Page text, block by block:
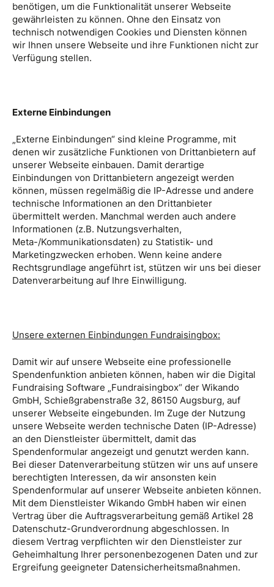
benötigen, um die Funktionalität unserer Webseite
gewährleisten zu können. Ohne den Einsatz von
technisch notwendigen Cookies und Diensten können
wir Ihnen unsere Webseite und ihre Funktionen nicht zur
Verfügung stellen.
Externe Einbindungen
„Externe Einbindungen“ sind kleine Programme, mit
denen wir zusätzliche Funktionen von Drittanbietern auf
unserer Webseite einbauen. Damit derartige
Einbindungen von Drittanbietern angezeigt werden
können, müssen regelmäßig die IP-Adresse und andere
technische Informationen an den Drittanbieter
übermittelt werden. Manchmal werden auch andere
Informationen (z.B. Nutzungsverhalten,
Meta-/Kommunikationsdaten) zu Statistik- und
Marketingzwecken erhoben. Wenn keine andere
Rechtsgrundlage angeführt ist, stützen wir uns bei dieser
Datenverarbeitung auf Ihre Einwilligung.
Unsere externen Einbindungen Fundraisingbox:
Damit wir auf unsere Webseite eine professionelle
Spendenfunktion anbieten können, haben wir die Digital
Fundraising Software „Fundraisingbox“ der Wikando
GmbH, Schießgrabenstraße 32, 86150 Augsburg, auf
unserer Webseite eingebunden. Im Zuge der Nutzung
unsere Webseite werden technische Daten (IP-Adresse)
an den Dienstleister übermittelt, damit das
Spendenformular angezeigt und genutzt werden kann.
Bei dieser Datenverarbeitung stützen wir uns auf unsere
berechtigten Interessen, da wir ansonsten kein
Spendenformular auf unserer Webseite anbieten können.
Mit dem Dienstleister Wikando GmbH haben wir einen
Vertrag über die Auftragsverarbeitung gemäß Artikel 28
Datenschutz-Grundverordnung abgeschlossen. In
diesem Vertrag verpflichten wir den Dienstleister zur
Geheimhaltung Ihrer personenbezogenen Daten und zur
Ergreifung geeigneter Datensicherheitsmaßnahmen.